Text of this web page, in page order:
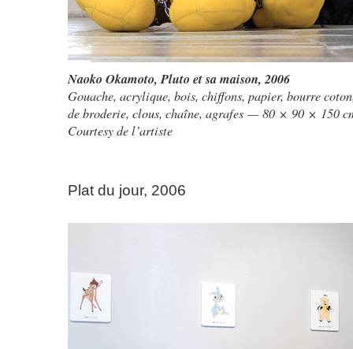
Naoko Okamoto,Pluto et sa maison, 2006
Gouache, acrylique, bois, chiffons, papier, bourre
de broderie, clous, chaîne, agrafes — 80 × 90 × 150
Courtesy de l’artiste
Plat du jour, 2006